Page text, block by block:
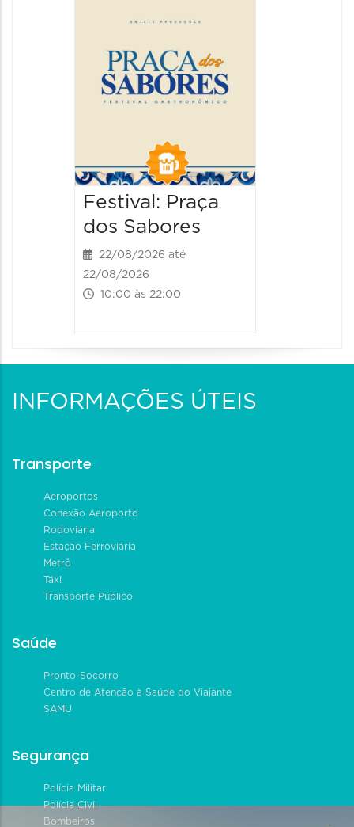
Festival: Praça
dos Sabores
22/08/2026 até
22/08/2026
10:00 às 22:00
INFORMAÇÕES ÚTEIS
Transporte
Aeroportos
Conexão Aeroporto
Rodoviária
Estação Ferroviária
Metrô
Táxi
Transporte Público
Saúde
Pronto-Socorro
Centro de Atenção à Saúde do Viajante
SAMU
Segurança
Polícia Militar
Polícia Civil
Bombeiros